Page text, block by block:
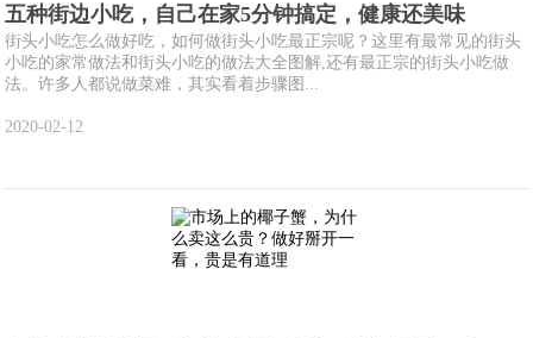
五种街边小吃，自己在家5分钟搞定，健康还美味
街头小吃怎么做好吃，如何做街头小吃最正宗呢？这里有最常见的街头
小吃的家常做法和街头小吃的做法大全图解,还有最正宗的街头小吃做
法。许多人都说做菜难，其实看着步骤图...
2020-02-12